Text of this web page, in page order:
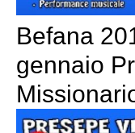
Befana
gennaio